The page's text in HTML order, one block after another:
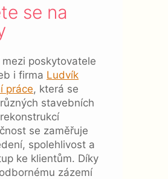
se na
poskytovatele
i firma Ludvík
práce, která se
stavebních
se zaměřuje
spolehlivost a
ke klientům. Díky
zázemí